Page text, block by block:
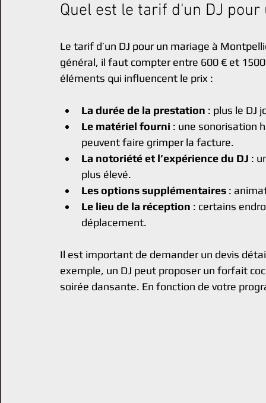
Quel est le tarif d'un DJ pour
Le tarif d’un DJ pour un mariage à
général, il faut compter entre 600 € et
éléments qui influencent le prix :
La durée de la prestation : plus le DJ
Le matériel fourni : une sonorisation
peuvent faire grimper la facture.
La notoriété et l’expérience du DJ :
plus élevé.
Les options supplémentaires :
Le lieu de la réception : certains
déplacement.
Il est important de demander un devis
exemple, un DJ peut proposer un forfait
soirée dansante. En fonction de votre